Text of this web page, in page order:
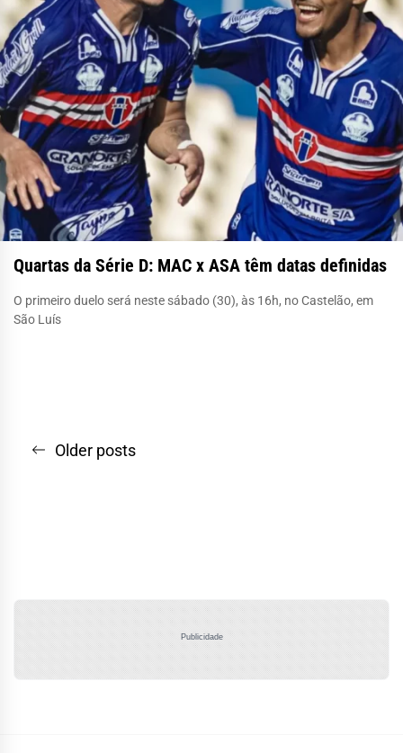
Quartas da Série D: MAC x ASA têm datas definidas
O primeiro duelo será neste sábado (30), às 16h, no Castelão, em
São Luís
Navegação
Older posts
Publicidade